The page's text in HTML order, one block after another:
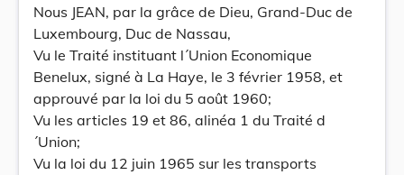
Nous JEAN, par la grâce de Dieu, Grand-Duc de
Luxembourg, Duc de Nassau,
Vu le Traité instituant l´Union Economique
Benelux, signé à La Haye, le 3 février 1958, et
approuvé par la loi du 5 août 1960;
Vu les articles 19 et 86, alinéa 1 du Traité d
´Union;
Vu la loi du 12 juin 1965 sur les transports